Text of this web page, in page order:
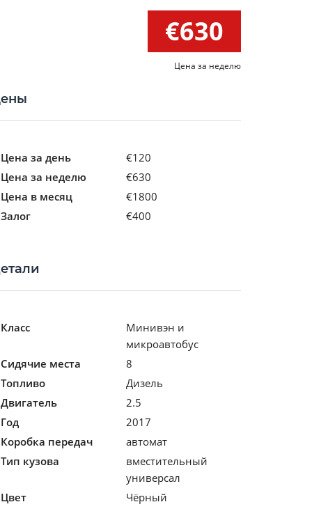
€630
Цена за неделю
Цена за день
€120
Цена за неделю
€630
Цена в месяц
€1800
Залог
€400
Класс
Минивэн и
микроавтобус
Сидячие места
8
Топливо
Дизель
Двигатель
2.5
Год
2017
Коробка передач
автомат
Тип кузова
вместительный
универсал
Цвет
Чёрный